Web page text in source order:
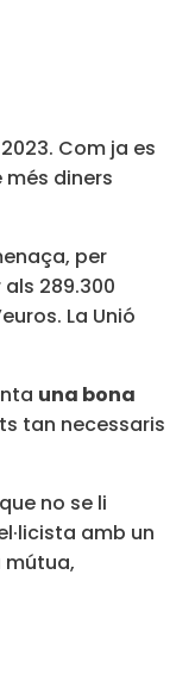
Com ja es
més diners
per
289.300
La Unió
una bona
tan necessaris
no se li
amb un
mútua,